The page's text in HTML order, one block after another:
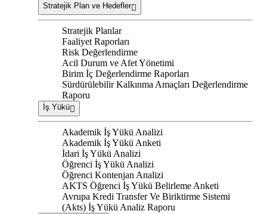
Stratejik Plan ve Hedefler
Stratejik Planlar
Faaliyet Raporları
Risk Değerlendirme
Acil Durum ve Afet Yönetimi
Birim İç Değerlendirme Raporları
Sürdürülebilir Kalkınma Amaçları Değerlendirme
Raporu
İş Yükü
Akademik İş Yükü Analizi
Akademik İş Yükü Anketi
İdari İş Yükü Analizi
Öğrenci İş Yükü Analizi
Öğrenci Kontenjan Analizi
AKTS Öğrenci İş Yükü Belirleme Anketi
Avrupa Kredi Transfer Ve Biriktirme Sistemi
(Akts) İş Yükü Analiz Raporu